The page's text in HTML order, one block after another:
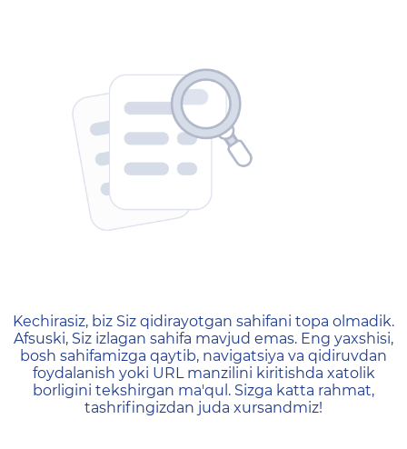
404 — Страница не
Kechirasiz, biz Siz qidirayotgan sahifani topa olmadik.
Afsuski, Siz izlagan sahifa mavjud emas. Eng yaxshisi,
bosh sahifamizga qaytib, navigatsiya va qidiruvdan
foydalanish yoki URL manzilini kiritishda xatolik
borligini tekshirgan ma'qul. Sizga katta rahmat,
tashrifingizdan juda xursandmiz!